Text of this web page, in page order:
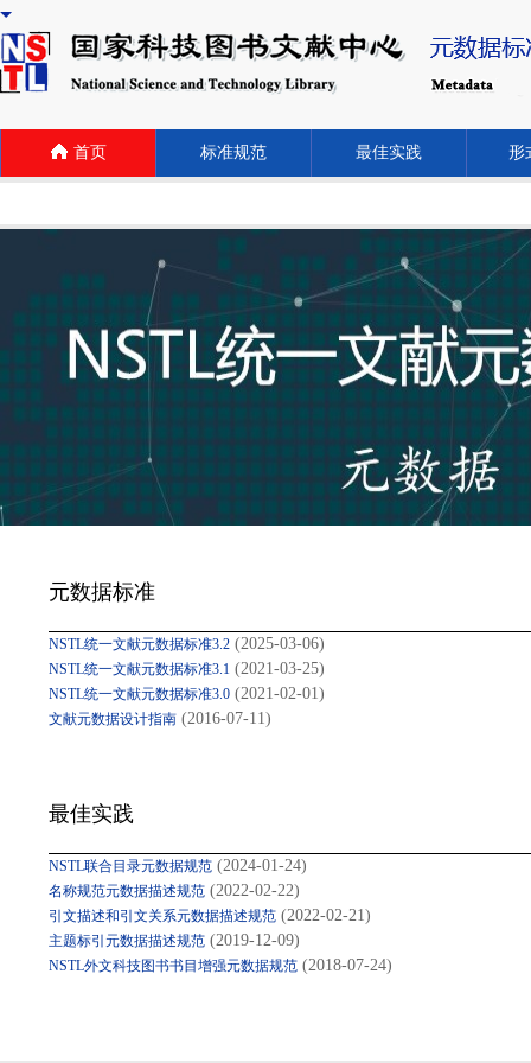
首页 标准规范 最佳实践 形
元数据标准
NSTL统一文献元数据标准3.2 (2025-03-06)
NSTL统一文献元数据标准3.1 (2021-03-25)
NSTL统一文献元数据标准3.0 (2021-02-01)
文献元数据设计指南 (2016-07-11)
最佳实践
NSTL联合目录元数据规范 (2024-01-24)
名称规范元数据描述规范 (2022-02-22)
引文描述和引文关系元数据描述规范 (2022-02-21)
主题标引元数据描述规范 (2019-12-09)
NSTL外文科技图书书目增强元数据规范 (2018-07-24)